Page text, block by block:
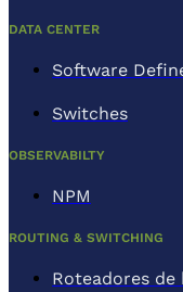
DATA CENTER
Software
Switches
OBSERVABILTY
NPM
ROUTING & SWITCHING
Roteadores